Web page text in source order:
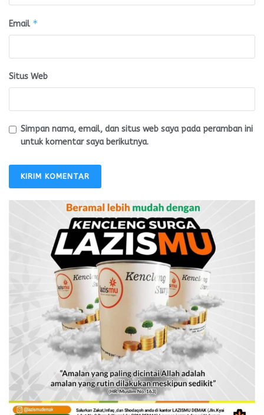
Email *
Situs Web
Simpan nama, email, dan situs web saya pada peramban ini
untuk komentar saya berikutnya.